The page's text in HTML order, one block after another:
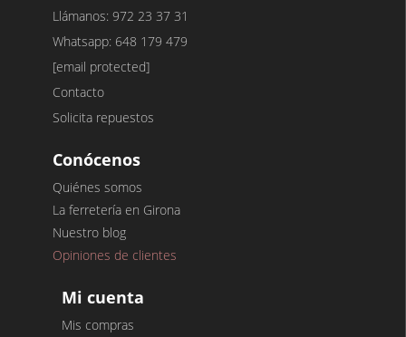
Llámanos: 972 23 37 31
Whatsapp: 648 179 479
[email protected]
Contacto
Solicita repuestos
Conócenos
Quiénes somos
La ferretería en Girona
Nuestro blog
Opiniones de clientes
Mi cuenta
Mis compras